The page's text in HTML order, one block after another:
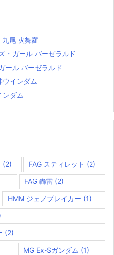
九尾 火舞羅
・ガール バーゼラルド
ール バーゼラルド
ウインダム
ンダム
(2) FAG スティレット (2)
FAG 轟雷 (2)
HMM ジェノブレイカー (1)
(2)
MG Ex-Sガンダム (1)